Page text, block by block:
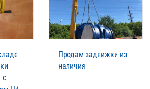
с
Продам задвижки из
наличия